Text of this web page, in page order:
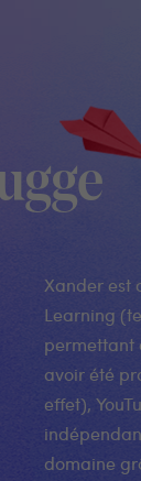
Xander est
Learning
permettant
avoir été
effet),
domaine